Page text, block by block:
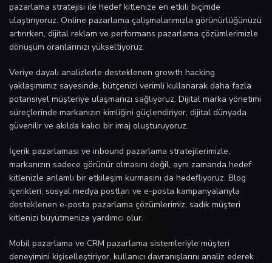
pazarlama stratejisi ile hedef kitlenize en etkili biçimde
ulaştırıyoruz. Online pazarlama çalışmalarımızla görünürlüğünüzü
artırırken, dijital reklam ve performans pazarlama çözümlerimizle
dönüşüm oranlarınızı yükseltiyoruz.
Veriye dayalı analizlerle desteklenen growth hacking
yaklaşımımız sayesinde, bütçenizi verimli kullanarak daha fazla
potansiyel müşteriye ulaşmanızı sağlıyoruz. Dijital marka yönetimi
süreçlerinde markanızın kimliğini güçlendiriyor, dijital dünyada
güvenilir ve akılda kalıcı bir imaj oluşturuyoruz.
İçerik pazarlaması ve inbound pazarlama stratejilerimizle,
markanızın sadece görünür olmasını değil, aynı zamanda hedef
kitlenizle anlamlı bir etkileşim kurmasını da hedefliyoruz. Blog
içerikleri, sosyal medya postları ve e-posta kampanyalarıyla
desteklenen e-posta pazarlama çözümlerimiz, sadık müşteri
kitlenizi büyütmenize yardımcı olur.
Mobil pazarlama ve CRM pazarlama sistemleriyle müşteri
deneyimini kişiselleştiriyor, kullanıcı davranışlarını analiz ederek